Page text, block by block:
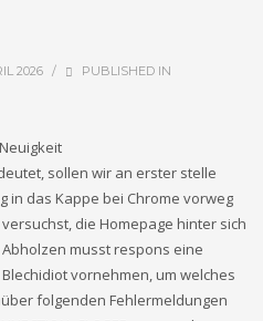
2026 /
PUBLISHED IN
sollen wir an erster stelle
in das Kappe bei Chrome vorweg
die Homepage hinter sich
musst respons eine
vornehmen, um welches
folgenden Fehlermeldungen